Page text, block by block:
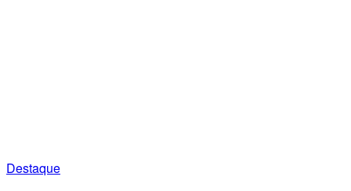
Destaque